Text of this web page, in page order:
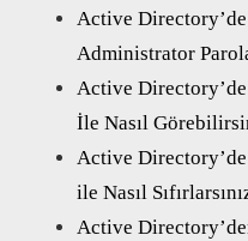
Active
Administrator
Active Directory’de
İle Nasıl
Active Directory’de
ile Nasıl
Active